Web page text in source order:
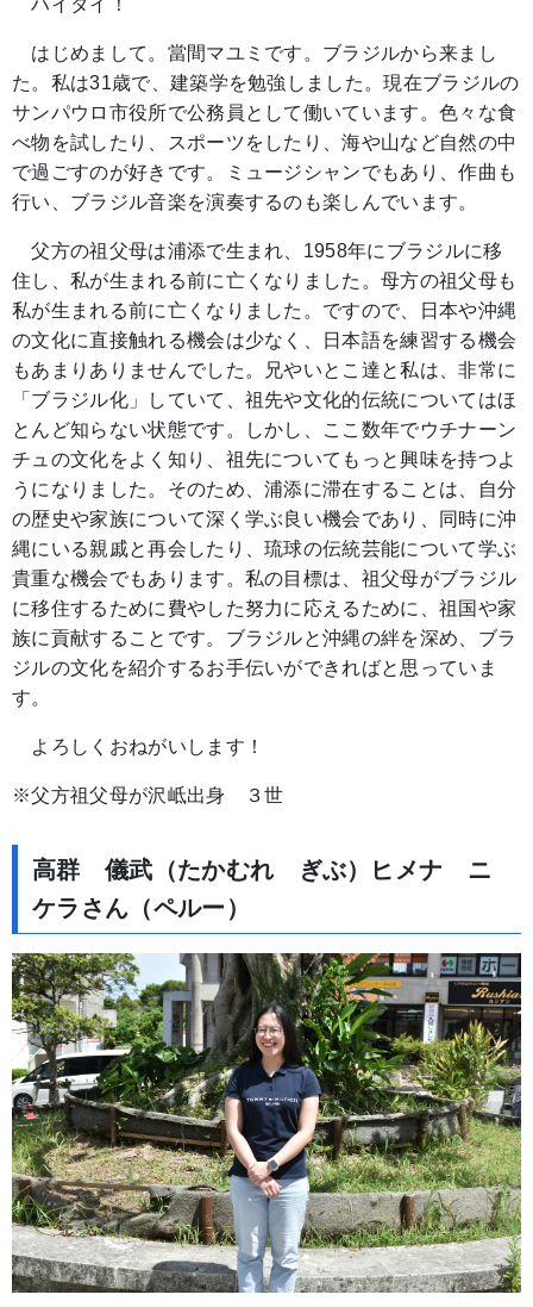
ハイタイ！
はじめまして。當間マユミです。ブラジルから来まし
た。私は31歳で、建築学を勉強しました。現在ブラジルの
サンパウロ市役所で公務員として働いています。色々な食
べ物を試したり、スポーツをしたり、海や山など自然の中
で過ごすのが好きです。ミュージシャンでもあり、作曲も
行い、ブラジル音楽を演奏するのも楽しんでいます。
父方の祖父母は浦添で生まれ、1958年にブラジルに移
住し、私が生まれる前に亡くなりました。母方の祖父母も
私が生まれる前に亡くなりました。ですので、日本や沖縄
の文化に直接触れる機会は少なく、日本語を練習する機会
もあまりありませんでした。兄やいとこ達と私は、非常に
「ブラジル化」していて、祖先や文化的伝統についてはほ
とんど知らない状態です。しかし、ここ数年でウチナーン
チュの文化をよく知り、祖先についてもっと興味を持つよ
うになりました。そのため、浦添に滞在することは、自分
の歴史や家族について深く学ぶ良い機会であり、同時に沖
縄にいる親戚と再会したり、琉球の伝統芸能について学ぶ
貴重な機会でもあります。私の目標は、祖父母がブラジル
に移住するために費やした努力に応えるために、祖国や家
族に貢献することです。ブラジルと沖縄の絆を深め、ブラ
ジルの文化を紹介するお手伝いができればと思っていま
す。
よろしくおねがいします！
※父方祖父母が沢岻出身 ３世
高群 儀武（たかむれ ぎぶ）ヒメナ ニ
ケラさん（ペルー）